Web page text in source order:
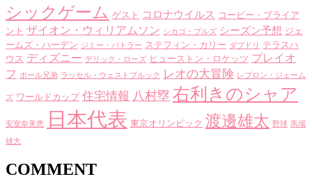
シックゲーム ゲスト コロナウイルス
コービー・ブライア
ント ザイオン・ウィリアムソン シカゴ・ブルズ シーズン予想 ジェ
ームズ・ハーデン ジミー・バトラー ステフィン・カリー ダブドリ
テラスハ
ウス ディズニー デリック・ローズ ヒューストン・ロケッツ プレイオ
フ
ボール兄弟 ラッセル・ウェストブルック レオの大冒険 レブロン・ジェーム
ズ ワールドカップ 住宅情報 八村塁 右利きのシャア
安室奈美恵 日本代表 東京オリンピック 渡邊雄太 野球 馬場
雄大
COMMENT